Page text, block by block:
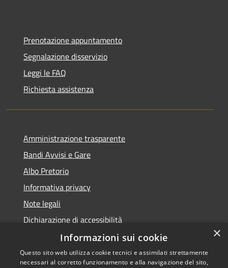
Prenotazione appuntamento
Segnalazione disservizio
Leggi le FAQ
Richiesta assistenza
Amministrazione trasparente
Bandi Avvisi e Gare
Albo Pretorio
Informativa privacy
Note legali
Dichiarazione di accessibilità
×
Informazioni sui cookie
Questo sito web utilizza cookie tecnici e assimilati strettamente
necessari al corretto funzionamento e alla navigazione del sito,